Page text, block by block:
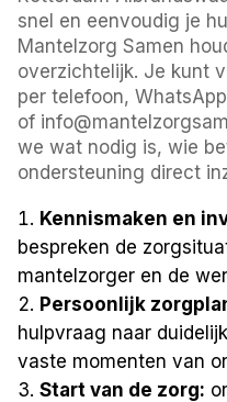
snel en eenvoudig je
Mantelzorg Samen
overzichtelijk. Je kunt
per telefoon,
of
we wat nodig is, wie
ondersteuning direct
Kennismaken en
bespreken de
mantelzorger en de
Persoonlijk
hulpvraag naar
vaste momenten van
Start van de zorg: